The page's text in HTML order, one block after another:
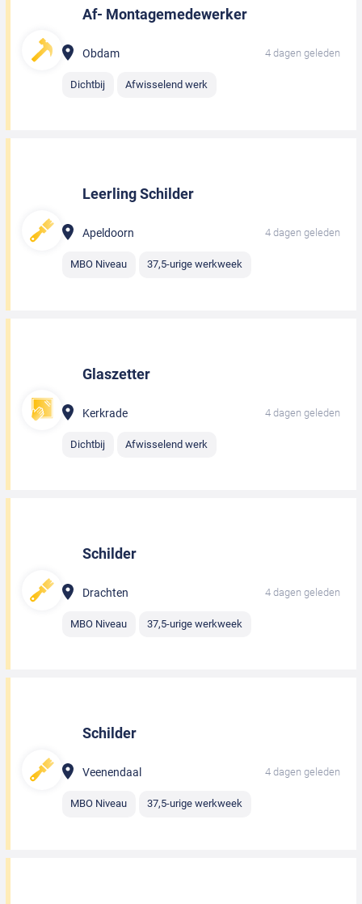
Af- Montagemedewerker
Obdam 4 dagen geleden
Dichtbij Afwisselend werk
Leerling Schilder
Apeldoorn 4 dagen geleden
MBO Niveau 37,5-urige werkweek
Glaszetter
Kerkrade 4 dagen geleden
Dichtbij Afwisselend werk
Schilder
Drachten 4 dagen geleden
MBO Niveau 37,5-urige werkweek
Schilder
Veenendaal 4 dagen geleden
MBO Niveau 37,5-urige werkweek